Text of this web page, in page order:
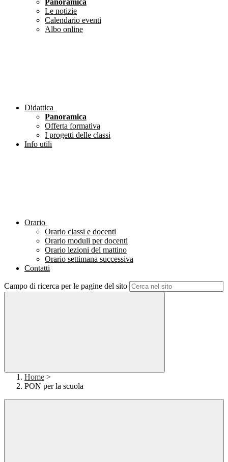
Panoramica
Le notizie
Calendario eventi
Albo online
Didattica
Panoramica
Offerta formativa
I progetti delle classi
Info utili
Orario
Orario classi e docenti
Orario moduli per docenti
Orario lezioni del mattino
Orario settimana successiva
Contatti
Campo di ricerca per le pagine del sito
Home >
PON per la scuola